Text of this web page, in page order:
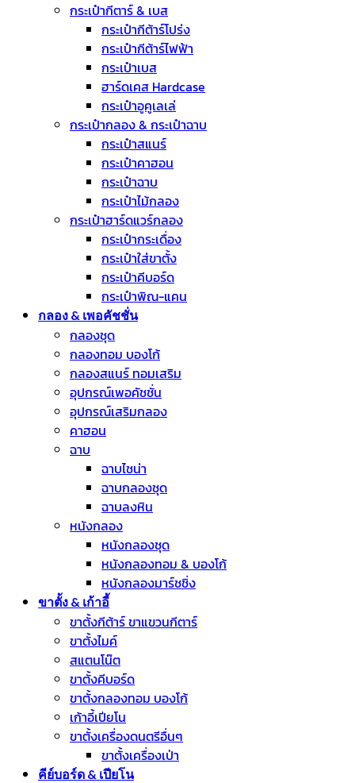
กระเป๋ากีตาร์ & เบส
กระเป๋ากีต้าร์โปร่ง
กระเป๋ากีต้าร์ไฟฟ้า
กระเป๋าเบส
ฮาร์ดเคส Hardcase
กระเป๋าอูคูเลเล่
กระเป๋ากลอง & กระเป๋าฉาบ
กระเป๋าสแนร์
กระเป๋าคาฮอน
กระเป๋าฉาบ
กระเป๋าไม้กลอง
กระเป๋าฮาร์ดแวร์กลอง
กระเป๋ากระเดื่อง
กระเป๋าใส่ขาตั้ง
กระเป๋าคีบอร์ด
กระเป๋าพิณ-แคน
กลอง & เพอคัชชั่น
กลองชุด
กลองทอม บองโก้
กลองสแนร์ ทอมเสริม
อุปกรณ์เพอคัชชั่น
อุปกรณ์เสริมกลอง
คาฮอน
ฉาบ
ฉาบไชน่า
ฉาบกลองชุด
ฉาบลงหิน
หนังกลอง
หนังกลองชุด
หนังกลองทอม & บองโก้
หนังกลองมาร์ชชิ่ง
ขาตั้ง & เก้าอี้
ขาตั้งกีต้าร์ ขาแขวนกีตาร์
ขาตั้งไมค์
สแตนโน๊ต
ขาตั้งคีบอร์ด
ขาตั้งกลองทอม บองโก้
เก้าอี้เปียโน
ขาตั้งเครื่องดนตรีอื่นๆ
ขาตั้งเครื่องเป่า
คีย์บอร์ด & เปียโน